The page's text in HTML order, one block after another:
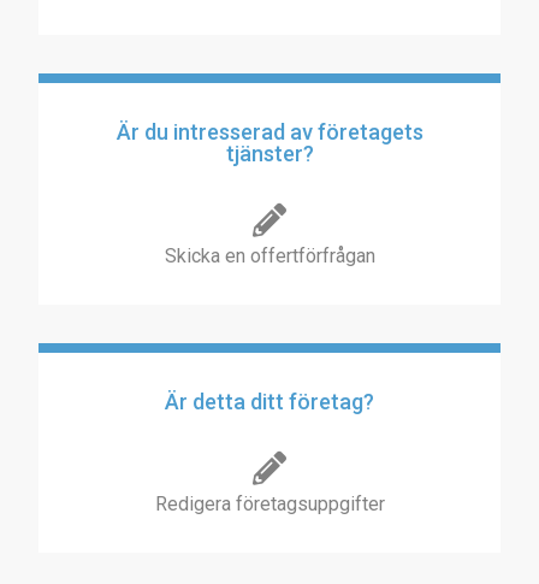
Är du intresserad av företagets
tjänster?
Skicka en offertförfrågan
Är detta ditt företag?
Redigera företagsuppgifter